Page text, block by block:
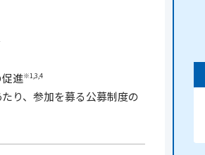
進※1,3,4
り、参加を募る公募制度の